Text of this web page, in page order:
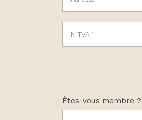
Êtes-vous membre ?